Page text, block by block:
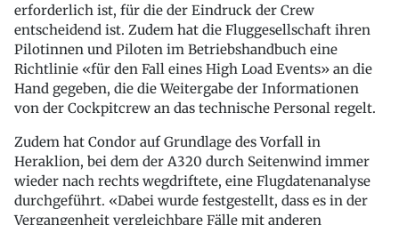
erforderlich ist, für die der Eindruck der Crew
entscheidend ist. Zudem hat die Fluggesellschaft ihren
Pilotinnen und Piloten im Betriebshandbuch eine
Richtlinie «für den Fall eines High Load Events» an die
Hand gegeben, die die Weitergabe der Informationen
von der Cockpitcrew an das technische Personal regelt.
Zudem hat Condor auf Grundlage des Vorfall in
Heraklion, bei dem der A320 durch Seitenwind immer
wieder nach rechts wegdriftete, eine Flugdatenanalyse
durchgeführt. «Dabei wurde festgestellt, dass es in der
Vergangenheit vergleichbare Fälle mit anderen